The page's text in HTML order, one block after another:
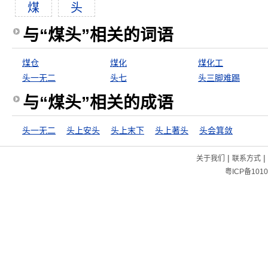
煤 头
与“煤头”相关的词语
煤仓 煤化
煤化工
头一无二
头七 头三脚难踢
与“煤头”相关的成语
头一无二 头上安头 头上末下 头上著头 头会箕敛
关于我们 | 联系方式|
粤ICP备